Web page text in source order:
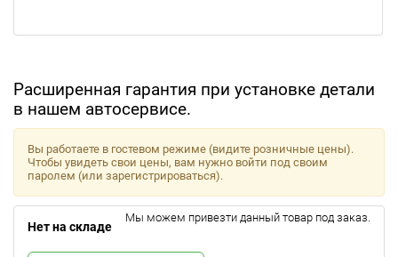
Расширенная гарантия при установке детали
в нашем автосервисе.
Вы работаете в гостевом режиме (видите розничные цены).
Чтобы увидеть свои цены, вам нужно войти под своим
паролем (или зарегистрироваться).
Нет на складе
Мы можем привезти данный товар под заказ.